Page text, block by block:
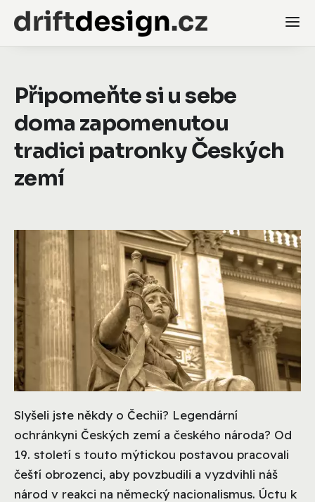
Připomeňte si u sebe
doma zapomenutou
tradici patronky Českých
zemí
Slyšeli jste někdy o Čechii? Legendární
ochránkyni Českých zemí a českého národa? Od
19. století s touto mýtickou postavou pracovali
čeští obrozenci, aby povzbudili a vyzdvihli náš
národ v reakci na německý nacionalismus. Úctu k